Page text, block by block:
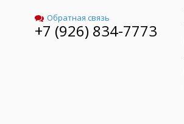
Обратная связь
+7 (926) 834-7773